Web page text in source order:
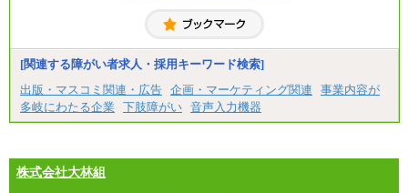
[関連する障がい者求人・採用キーワード検索]
出版・マスコミ関連・広告 企画・マーケティング関連
事業内容が
多岐にわたる企業
下肢障がい 音声入力機器
株式会社大林組